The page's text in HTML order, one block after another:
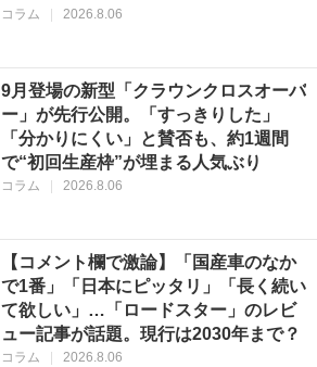
コラム 2026.8.06
9月登場の新型「クラウンクロスオーバ
ー」が先行公開。「すっきりした」
「分かりにくい」と賛否も、約1週間
で“初回生産枠”が埋まる人気ぶり
コラム 2026.8.06
【コメント欄で激論】「国産車のなか
で1番」「日本にピッタリ」「長く続い
て欲しい」…「ロードスター」のレビ
ュー記事が話題。現行は2030年まで？
コラム 2026.8.06